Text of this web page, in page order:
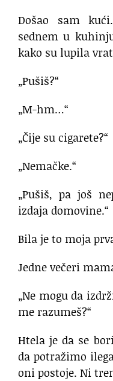
Došao sam
sednem u
kako su lupila
„Pušiš?“
„M-hm…“
„Čije su cigarete?“
„Nemačke.“
„Pušiš, pa još
izdaja domovine.“
Bila je to moja
Jedne večeri
„Ne mogu da
me razumeš?“
Htela je da se
da potražimo
oni postoje. Ni